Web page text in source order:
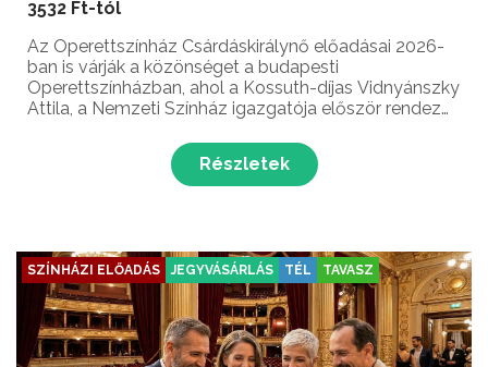
3532 Ft-tól
Az Operettszínház Csárdáskirálynő előadásai 2026-
ban is várják a közönséget a budapesti
Operettszínházban, ahol a Kossuth-díjas Vidnyánszky
Attila, a Nemzeti Színház igazgatója először rendez
koronaékszerét állítva színpadra.
Részletek
SZÍNHÁZI ELŐADÁS JEGYVÁSÁRLÁS TÉL TAVASZ